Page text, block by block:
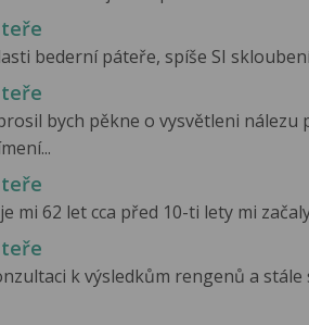
bederní páteře, spíše SI
bych pěkne o vysvětleni nálezu
mi 62 let cca před 10-ti lety mi
k výsledkům rengenů a